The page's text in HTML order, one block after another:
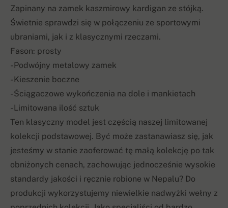
Zapinany na zamek kaszmirowy kardigan ze stójką.
Świetnie sprawdzi się w połączeniu ze sportowymi
ubraniami, jak i z klasycznymi rzeczami.
Fason: prosty
- Podwójny metalowy zamek
- Kieszenie boczne
- Ściągaczowe wykończenia na dole i mankietach
- Limitowana ilość sztuk
Ten klasyczny model jest częścią naszej limitowanej
kolekcji podstawowej. Być może zastanawiasz się, jak
jesteśmy w stanie zaoferować tę małą kolekcję po tak
obniżonych cenach, zachowując jednocześnie wysokie
standardy jakości i ręcznie robione w Nepalu? Do
produkcji wykorzystujemy niewielkie nadwyżki wełny z